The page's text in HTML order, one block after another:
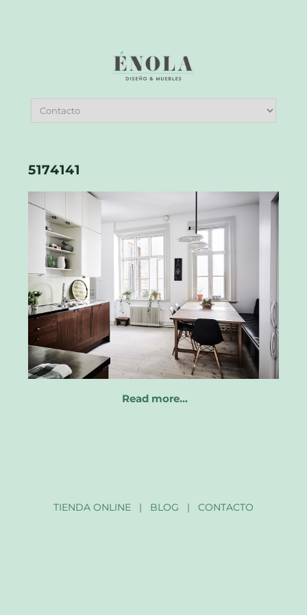
5174141
Read more…
TIENDA ONLINE| BLOG | CONTACTO